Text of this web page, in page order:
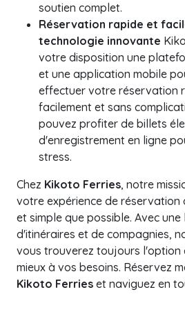
soutien complet.
Réservation rapide et
technologie innovante
votre disposition une
et une application mobile
effectuer votre réservation
facilement et sans
pouvez profiter de billets
d'enregistrement en ligne
stress.
Chez Kikoto Ferries, notre
votre expérience de réservation
et simple que possible. Avec
d'itinéraires et de compagnies,
vous trouverez toujours l'option
mieux à vos besoins. Réservez
Kikoto Ferries et naviguez en